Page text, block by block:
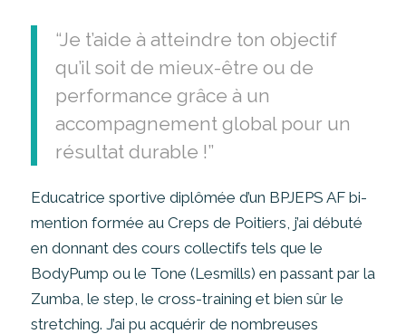
“Je t’aide à atteindre ton objectif
qu’il soit de mieux-être ou de
performance grâce à un
accompagnement global pour un
résultat durable !”
Educatrice sportive diplômée d’un BPJEPS AF bi-
mention formée au Creps de Poitiers, j’ai débuté
en donnant des cours collectifs tels que le
BodyPump ou le Tone (Lesmills) en passant par la
Zumba, le step, le cross-training et bien sûr le
stretching. J’ai pu acquérir de nombreuses